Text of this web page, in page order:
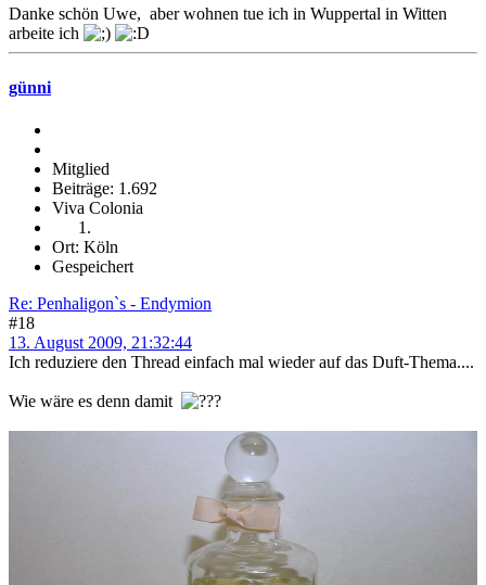
Danke schön Uwe, aber wohnen tue ich in Wuppertal in Witten
arbeite ich
günni
Mitglied
Beiträge: 1.692
Viva Colonia
Ort: Köln
Gespeichert
Re: Penhaligon`s - Endymion
#18
13. August 2009, 21:32:44
Ich reduziere den Thread einfach mal wieder auf das Duft-Thema....
Wie wäre es denn damit